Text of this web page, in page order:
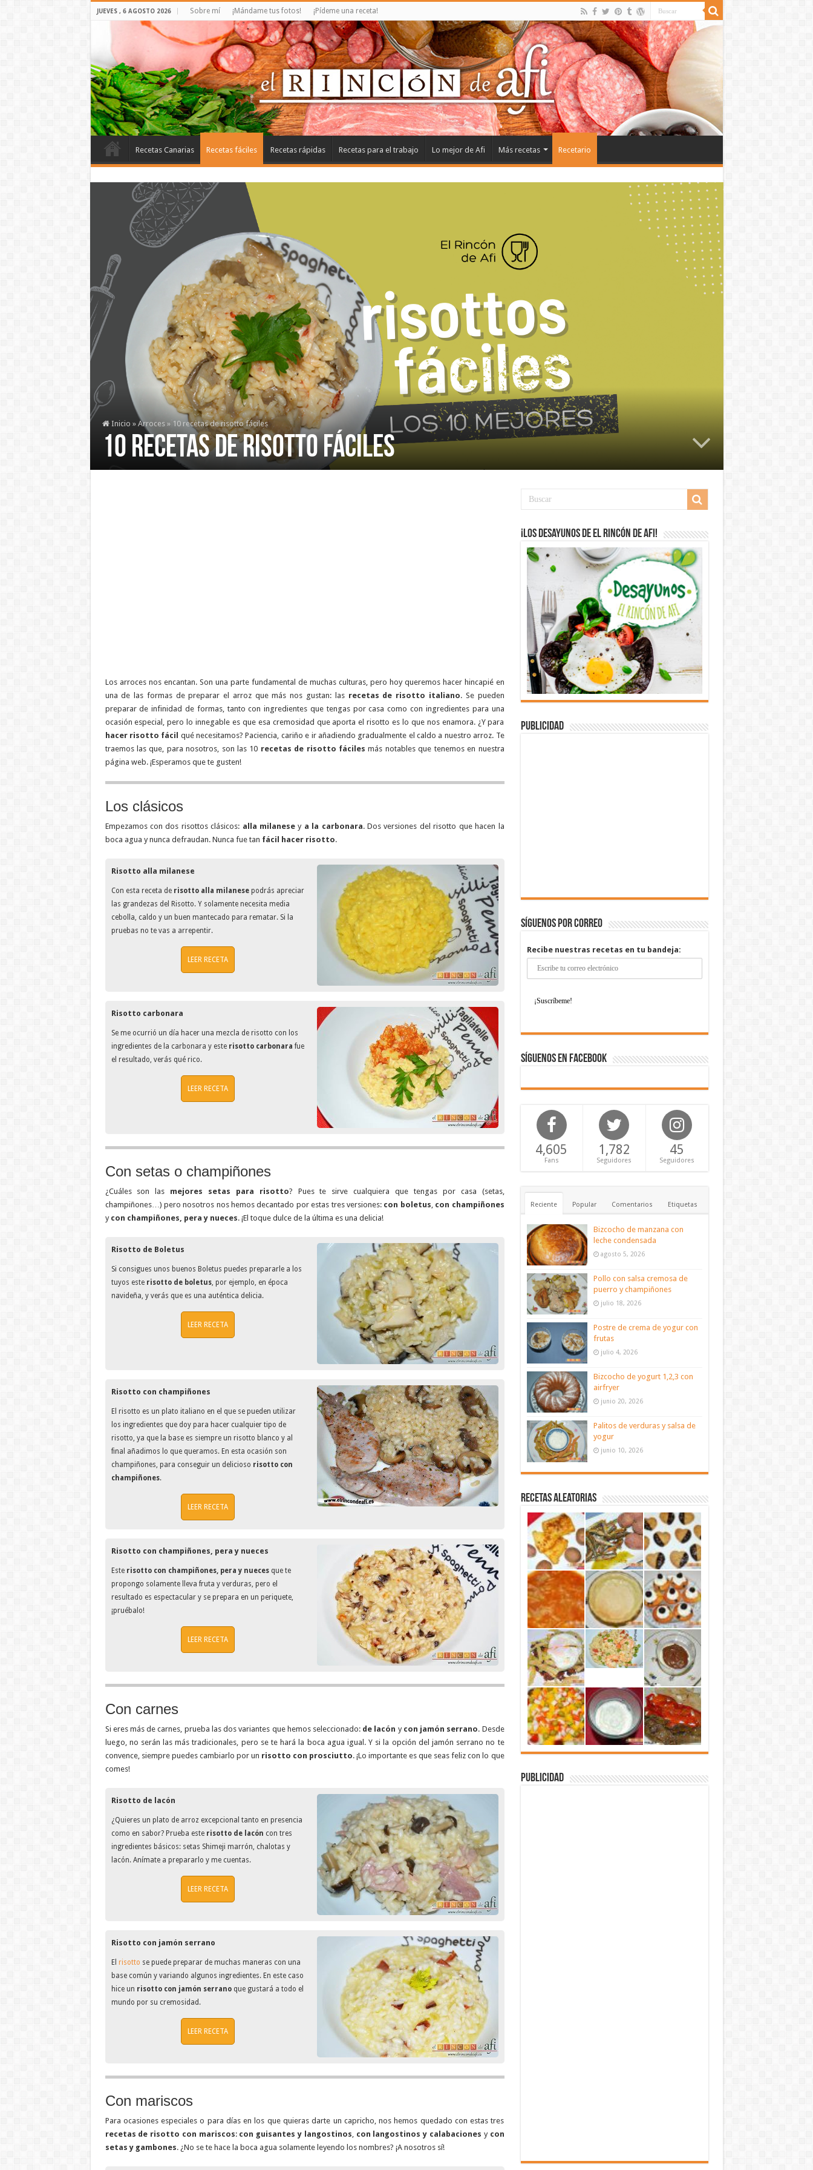
JUEVES , 6 AGOSTO 2026 Sobre mí ¡Mándame tus fotos! ¡Pídeme una receta!
Recetas Canarias Recetas fáciles Recetas rápidas Recetas para el trabajo Lo mejor de Afi Más recetas Recetario
Inicio » Arroces » 10 recetas de risotto fáciles
10 recetas de risotto fáciles
Los arroces nos encantan. Son una parte fundamental de muchas culturas, pero hoy queremos hacer hincapié en
una de las formas de preparar el arroz que más nos gustan: las recetas de risotto italiano. Se pueden
preparar de infinidad de formas, tanto con ingredientes que tengas por casa como con ingredientes para una
ocasión especial, pero lo innegable es que esa cremosidad que aporta el risotto es lo que nos enamora. ¿Y para
hacer risotto fácil qué necesitamos? Paciencia, cariño e ir añadiendo gradualmente el caldo a nuestro arroz. Te
traemos las que, para nosotros, son las 10 recetas de risotto fáciles más notables que tenemos en nuestra
página web. ¡Esperamos que te gusten!
Los clásicos
Empezamos con dos risottos clásicos: alla milanesey a la carbonara. Dos versiones del risotto que hacen la
boca agua y nunca defraudan. Nunca fue tan fácil hacer risotto.
Risotto alla milanese
Con esta receta de risotto alla milanesepodrás apreciar
las grandezas del Risotto. Y solamente necesita media
cebolla, caldo y un buen mantecado para rematar. Si la
pruebas no te vas a arrepentir.
LEER RECETA
Risotto carbonara
Se me ocurrió un día hacer una mezcla de risotto con los
ingredientes de la carbonara y este risotto carbonara fue
el resultado, verás qué rico.
LEER RECETA
Con setas o champiñones
¿Cuáles son las mejores setas para risotto? Pues te sirve cualquiera que tengas por casa (setas,
champiñones…) pero nosotros nos hemos decantado por estas tres versiones: con boletus, con champiñones
y con champiñones, pera y nueces. ¡El toque dulce de la última es una delicia!
Risotto de Boletus
Si consigues unos buenos Boletus puedes prepararle a los
tuyos este risotto de boletus, por ejemplo, en época
navideña, y verás que es una auténtica delicia.
LEER RECETA
Risotto con champiñones
El risotto es un plato italiano en el que se pueden utilizar
los ingredientes que doy para hacer cualquier tipo de
risotto, ya que la base es siempre un risotto blanco y al
final añadimos lo que queramos. En esta ocasión son
champiñones, para conseguir un delicioso risotto con
champiñones.
LEER RECETA
Risotto con champiñones, pera y nueces
Este risotto con champiñones, pera y nuecesque te
propongo solamente lleva fruta y verduras, pero el
resultado es espectacular y se prepara en un periquete,
¡pruébalo!
LEER RECETA
Con carnes
Si eres más de carnes, prueba las dos variantes que hemos seleccionado: de lacón y con jamón serrano. Desde
luego, no serán las más tradicionales, pero se te hará la boca agua igual. Y si la opción del jamón serrano no te
convence, siempre puedes cambiarlo por un risotto con prosciutto. ¡Lo importante es que seas feliz con lo que
comes!
Risotto de lacón
¿Quieres un plato de arroz excepcional tanto en presencia
como en sabor? Prueba este risotto de lacón con tres
ingredientes básicos: setas Shimeji marrón, chalotas y
lacón. Anímate a prepararlo y me cuentas.
LEER RECETA
Risotto con jamón serrano
El risotto se puede preparar de muchas maneras con una
base común y variando algunos ingredientes. En este caso
hice un risotto con jamón serranoque gustará a todo el
mundo por su cremosidad.
LEER RECETA
Con mariscos
Para ocasiones especiales o para días en los que quieras darte un capricho, nos hemos quedado con estas tres
recetas de risotto con mariscos: con guisantes y langostinos, con langostinos y calabaciones y con
setas y gambones. ¿No se te hace la boca agua solamente leyendo los nombres? ¡A nosotros sí!
¡Los desayunos de El Rincón de Afi!
Publicidad
Síguenos por correo
Recibe nuestras recetas en tu bandeja:
Síguenos en Facebook
4,605
Fans
1,782
Seguidores
45
Seguidores
Reciente Popular Comentarios Etiquetas
Bizcocho de manzana con
leche condensada
agosto 5, 2026
Pollo con salsa cremosa de
puerro y champiñones
julio 18, 2026
Postre de crema de yogur con
frutas
julio 4, 2026
Bizcocho de yogurt 1,2,3 con
airfryer
junio 20, 2026
Palitos de verduras y salsa de
yogur
junio 10, 2026
Recetas aleatorias
Publicidad